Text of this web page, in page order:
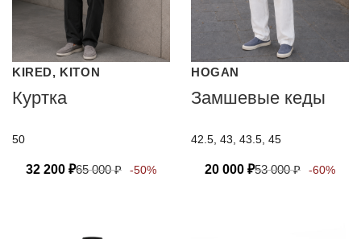
KIRED, KITON
Куртка
50
32 200 ₽65 000₽ -50%
HOGAN
Замшевые кеды
42.5, 43, 43.5, 45
20 000 ₽53 000₽ -60%